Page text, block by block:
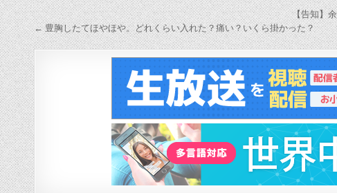
投
稿
ナ
ビ
ゲ
ー
シ
ョ
ン
【告知】
← 豊胸したてほやほや。どれくらい入れた？痛い？いくら掛かった？